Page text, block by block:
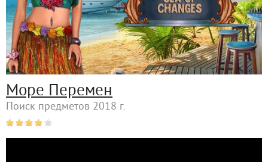
Море Перемен
Поиск предметов 2018 г.